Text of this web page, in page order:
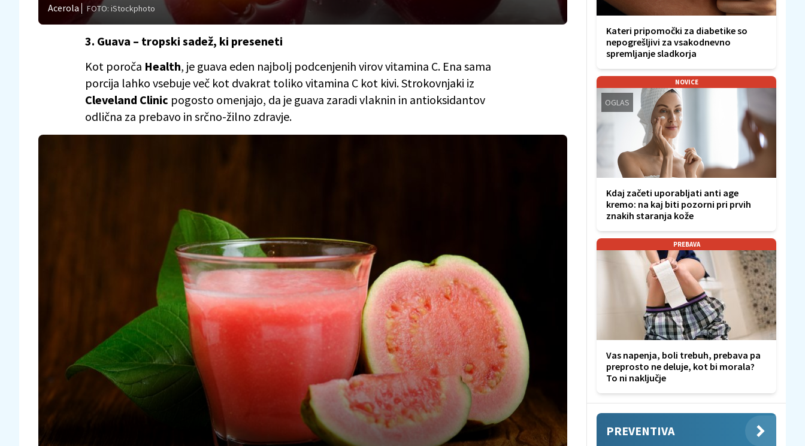
Acerola FOTO: iStockphoto
3. Guava – tropski sadež, ki preseneti
Kot poroča Health, je guava eden najbolj podcenjenih virov vitamina C. Ena sama
porcija lahko vsebuje več kot dvakrat toliko vitamina C kot kivi. Strokovnjaki iz
Cleveland Clinic pogosto omenjajo, da je guava zaradi vlaknin in antioksidantov
odlična za prebavo in srčno-žilno zdravje.
Kateri pripomočki za diabetike so
nepogrešljivi za vsakodnevno
spremljanje sladkorja
NOVICE
OGLAS
Kdaj začeti uporabljati anti age
kremo: na kaj biti pozorni pri prvih
znakih staranja kože
PREBAVA
Vas napenja, boli trebuh, prebava pa
preprosto ne deluje, kot bi morala?
To ni naključje
PREVENTIVA